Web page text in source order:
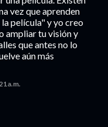
vez que aprenden
película" y yo creo
ampliar tu visión y
que antes no lo
aún más
a.m.